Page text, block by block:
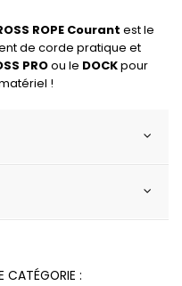
ROPE Courant est le
de corde pratique et
PROou le DOCKpour
!
CATÉGORIE :